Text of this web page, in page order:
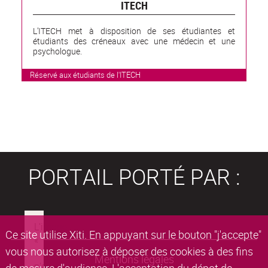
Ce site utilise Xiti. En appuyant sur le bouton "j'accepte"
vous nous autorisez à déposer des cookies à des fins
Réservé aux étudiants de l'ITECH
ITECH
L’ITECH met à disposition de ses étudiantes et
étudiants des créneaux avec une médecin et une
psychologue.
PORTAIL PORTÉ PAR :
Mentions légales